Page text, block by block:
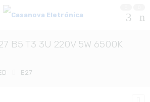
B5 T3 3U 220V 5W 6500K
E27